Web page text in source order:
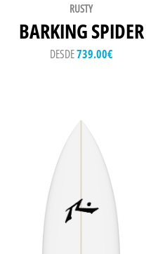
RUSTY
BARKING SPIDER
DESDE739.00€